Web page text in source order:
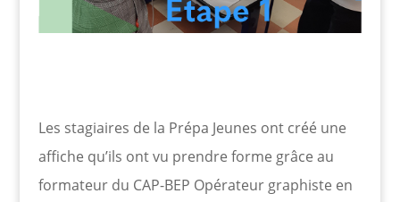
Les stagiaires de la Prépa Jeunes ont créé une
affiche qu’ils ont vu prendre forme grâce au
formateur du CAP-BEP Opérateur graphiste en